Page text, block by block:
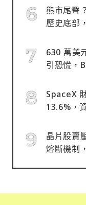
熊市尾聲
歷史底部
630 萬美
引恐慌，
SpaceX
13.6%，
晶片股賣
熔斷機制